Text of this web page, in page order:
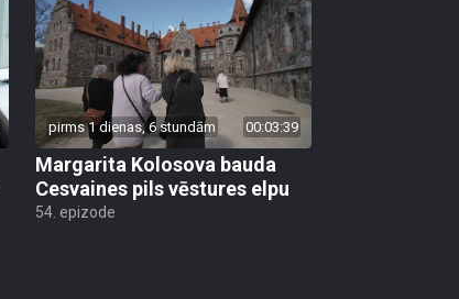
pirms 1 dienas, 6 stundām 00:03:39
Margarita Kolosova bauda
Cesvaines pils vēstures elpu
54. epizode